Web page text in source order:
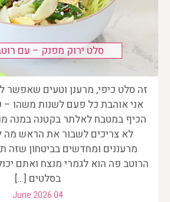
סלט ירוק מפנק – עם
זה סלט כיפי, מרענן וטעים שאפשר
אני אוהבת כל פעם לשנות משהו –
הכיף במטבח לאלתר בקטנה במנה
לא צריכים לשבור את הראש מה
מרעננים ומחדשים בביטחון שזה
הרוטב פה הוא לגמרי מנצח ואתם
בסלטים […]
June 2026 04